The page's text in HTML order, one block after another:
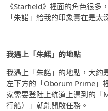
《Starfield》裡面的角色很多
「朱諾」給我的印象實在是太
我遇上「朱諾」的地點
我遇上「朱諾」的地點，大約
左下方的「Oborum Prime」
家需要登陸上航道上遇到的
行船）」就能開啟任務。